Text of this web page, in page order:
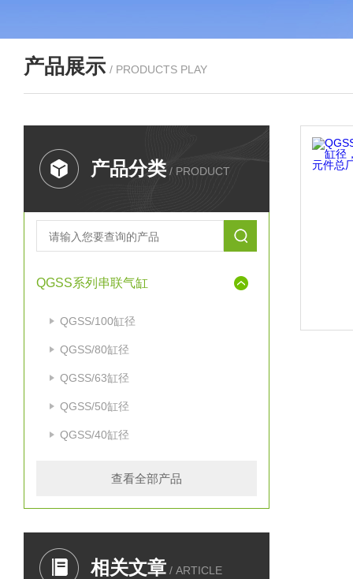
产品展示 / PRODUCTS PLAY
产品分类 / PRODUCT
QGSS系列串联气缸
QGSS/100缸径
QGSS/80缸径
QGSS/63缸径
QGSS/50缸径
QGSS/40缸径
查看全部产品
相关文章 / ARTICLE